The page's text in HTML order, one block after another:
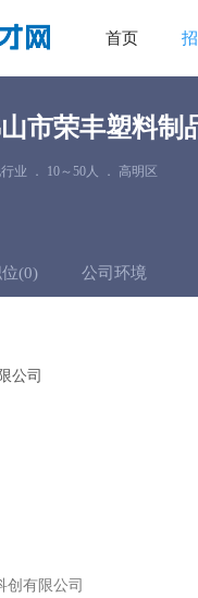
首页
市荣丰塑料制
业 ． 10～50人 ． 高明区
(0) 公司环境
公司
创有限公司